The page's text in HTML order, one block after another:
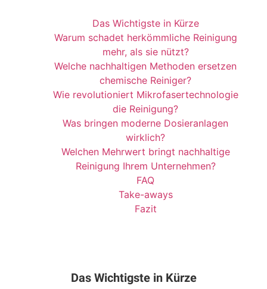
Das Wichtigste in Kürze
Warum schadet herkömmliche Reinigung
mehr, als sie nützt?
Welche nachhaltigen Methoden ersetzen
chemische Reiniger?
Wie revolutioniert Mikrofasertechnologie
die Reinigung?
Was bringen moderne Dosieranlagen
wirklich?
Welchen Mehrwert bringt nachhaltige
Reinigung Ihrem Unternehmen?
FAQ
Take-aways
Fazit
Das Wichtigste in Kürze